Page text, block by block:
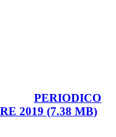
PERIODICO
2019 (7.38 MB)